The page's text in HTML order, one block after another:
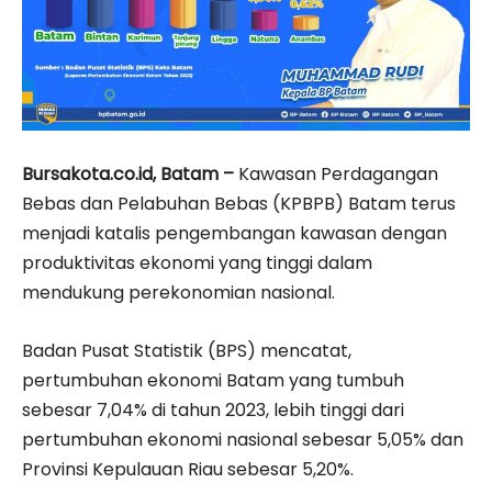
Bursakota.co.id, Batam – Kawasan Perdagangan
Bebas dan Pelabuhan Bebas (KPBPB) Batam terus
menjadi katalis pengembangan kawasan dengan
produktivitas ekonomi yang tinggi dalam
mendukung perekonomian nasional.
Badan Pusat Statistik (BPS) mencatat,
pertumbuhan ekonomi Batam yang tumbuh
sebesar 7,04% di tahun 2023, lebih tinggi dari
pertumbuhan ekonomi nasional sebesar 5,05% dan
Provinsi Kepulauan Riau sebesar 5,20%.